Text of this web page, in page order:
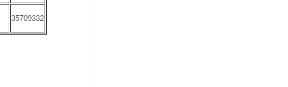
35709332